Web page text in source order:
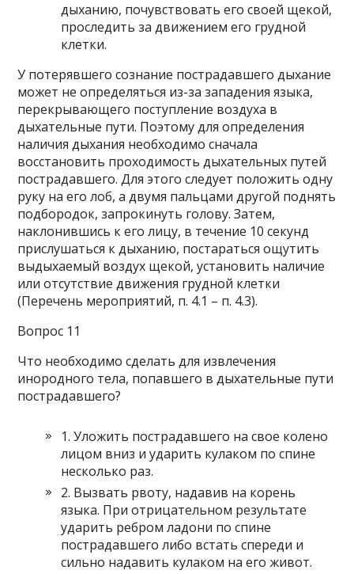
дыханию, почувствовать его своей щекой,
проследить за движением его грудной
клетки.
У потерявшего сознание пострадавшего дыхание
может не определяться из-за западения языка,
перекрывающего поступление воздуха в
дыхательные пути. Поэтому для определения
наличия дыхания необходимо сначала
восстановить проходимость дыхательных путей
пострадавшего. Для этого следует положить одну
руку на его лоб, а двумя пальцами другой поднять
подбородок, запрокинуть голову. Затем,
наклонившись к его лицу, в течение 10 секунд
прислушаться к дыханию, постараться ощутить
выдыхаемый воздух щекой, установить наличие
или отсутствие движения грудной клетки
(Перечень мероприятий, п. 4.1 – п. 4.3).
Вопрос 11
Что необходимо сделать для извлечения
инородного тела, попавшего в дыхательные пути
пострадавшего?
1. Уложить пострадавшего на свое колено
лицом вниз и ударить кулаком по спине
несколько раз.
2. Вызвать рвоту, надавив на корень
языка. При отрицательном результате
ударить ребром ладони по спине
пострадавшего либо встать спереди и
сильно надавить кулаком на его живот.